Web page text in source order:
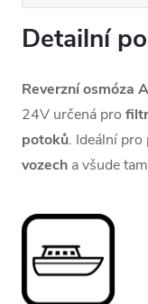
Detailní
Reverzní osmóza
24V určená pro
potoků. Ideální
vozech a všude